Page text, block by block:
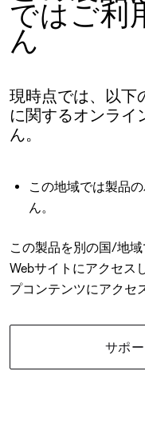
ではご利
ん
現時点では、以下
に関するオンライ
ん。
この地域では製品
ん。
この製品を別の国/地
Webサイトにアクセス
プコンテンツにアクセ
サポ